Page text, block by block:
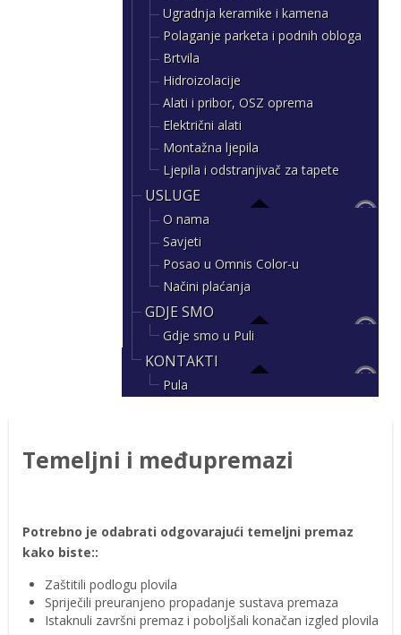
Ugradnja keramike i kamena
Polaganje parketa i podnih obloga
Brtvila
Hidroizolacije
Alati i pribor, OSZ oprema
Električni alati
Montažna ljepila
Ljepila i odstranjivač za tapete
USLUGE
O nama
Savjeti
Posao u Omnis Color-u
Načini plaćanja
GDJE SMO
Gdje smo u Puli
KONTAKTI
Pula
Temeljni i međupremazi
Potrebno je odabrati odgovarajući temeljni premaz
kako biste::
Zaštitili podlogu plovila
Spriječili preuranjeno propadanje sustava premaza
Istaknuli završni premaz i poboljšali konačan izgled plovila